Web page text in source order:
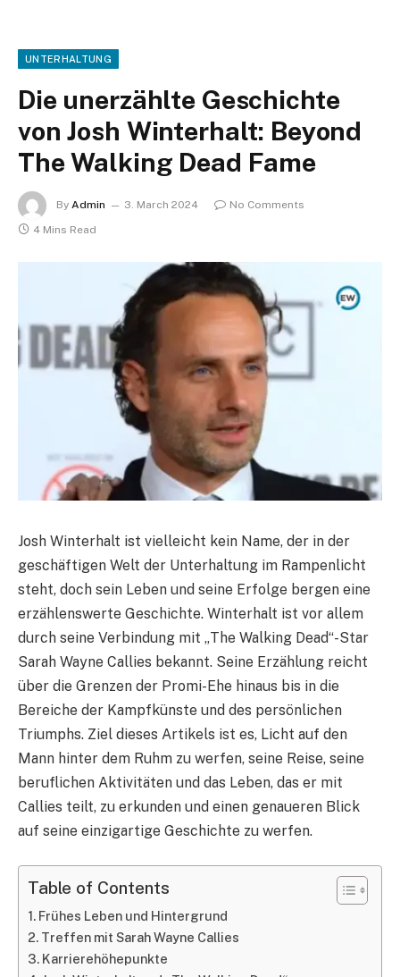
UNTERHALTUNG
Die unerzählte Geschichte
von Josh Winterhalt: Beyond
The Walking Dead Fame
By Admin 3. March 2024
No Comments
4 Mins Read
Josh Winterhalt ist vielleicht kein Name, der in der
geschäftigen Welt der Unterhaltung im Rampenlicht
steht, doch sein Leben und seine Erfolge bergen eine
erzählenswerte Geschichte. Winterhalt ist vor allem
durch seine Verbindung mit „The Walking Dead“-Star
Sarah Wayne Callies bekannt. Seine Erzählung reicht
über die Grenzen der Promi-Ehe hinaus bis in die
Bereiche der Kampfkünste und des persönlichen
Triumphs. Ziel dieses Artikels ist es, Licht auf den
Mann hinter dem Ruhm zu werfen, seine Reise, seine
beruflichen Aktivitäten und das Leben, das er mit
Callies teilt, zu erkunden und einen genaueren Blick
auf seine einzigartige Geschichte zu werfen.
Table of Contents
Frühes Leben und Hintergrund
Treffen mit Sarah Wayne Callies
Karrierehöhepunkte